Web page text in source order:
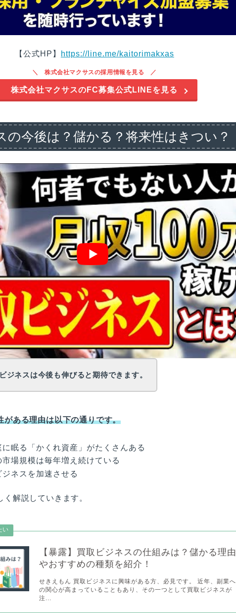
【公式HP】 https://line.me/kaitorimakxas
株式会社マクサスの採用情報を見る
株式会社マクサスのFC募集公式LINEを見る
の今後は？儲かる？将来性はきつい？
ジネスは今後も伸びると期待できます。
がある理由は以下の通りです。
眠る「かくれ資産」がたくさんある
市場規模は毎年増え続けている
ネスを加速させる
解説していきます。
【暴露】買取ビジネスの仕組みは？儲かる理由
やおすすめの種類を紹介！
せきえもん 買取ビジネスに興味がある方、必見です。 近年、副業へ
の関心が高まっていることもあり、その一つとして買取ビジネスが
注...